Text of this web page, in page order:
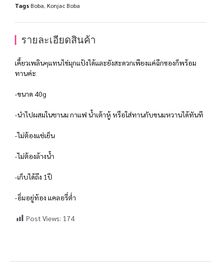
Tags Boba Konjac Boba
รายละเอียดสินค้า
เคี้ยวเพลินๆแทนไข่มุกแป้งได้และยังสะดวกเพียงแค่ฉีกซองก็พร้อม
ทานค่ะ
-ขนาด 40g
-นำไปผสมในชานม กาแฟ น้ำเต้าหู้ หรือใส่ทานกับขนมหวานได้ทันที
-ไม่ต้องแช่เย็น
-ไม่ต้องล้างน้ำ
-เก็บได้ถึง 1ปี
-อิ่มอยู่ท้อง แคลอรี่ต่ำ
Post Views: 174